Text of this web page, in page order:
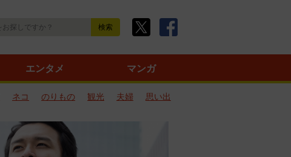
エンタメ マンガ
ネコ のりもの 観光 夫婦
思い出